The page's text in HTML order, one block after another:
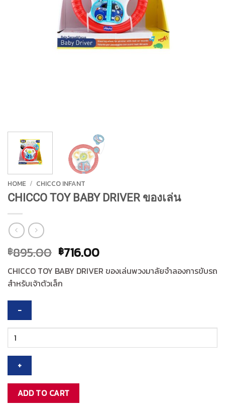
HOME / CHICCO INFANT
CHICCO TOY BABY DRIVER ของเล่น
฿895.00 Original
price
was:
฿895.00.
฿716.00Current
price
is:
CHICCO TOY BABY DRIVER ของเล่นพวงมาลัยจำลองการขับรถ
สำหรับเจ้าตัวเล็ก
CHICCO
TOY
BABY
DRIVER
ของ
quantity
ADD TO CART